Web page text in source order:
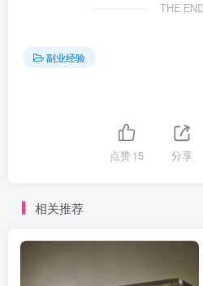
THE
副业经验
点赞15 分享
相关推荐